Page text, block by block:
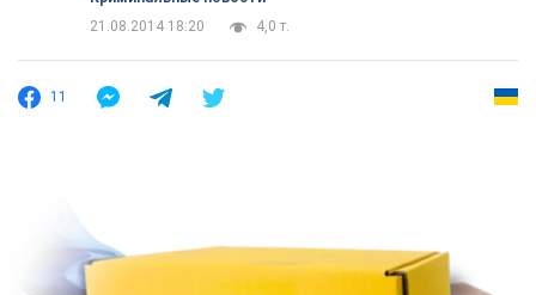
21.08.2014 18:20
4,0 т.
11